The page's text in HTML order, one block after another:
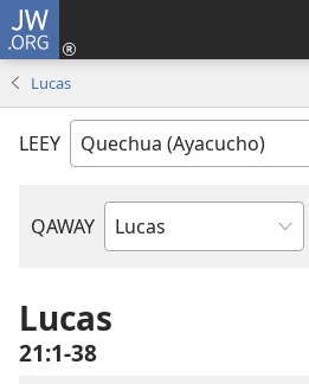
JW.ORG
Lucas
LEEY
QAWAY
Bibliapa
Lucas
21:1-38